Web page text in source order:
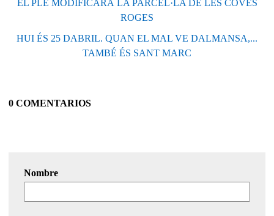
EL PLE MODIFICARÀ LA PARCEL·LA DE LES COVES
ROGES
HUI ÉS 25 DABRIL. QUAN EL MAL VE DALMANSA,...
TAMBÉ ÉS SANT MARC
0 COMENTARIOS
Nombre